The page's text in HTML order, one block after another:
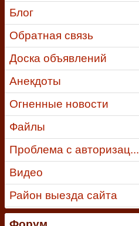
Блог
Обратная связь
Доска объявлений
Анекдоты
Огненные новости
Файлы
Проблема с авторизац...
Видео
Район выезда сайта